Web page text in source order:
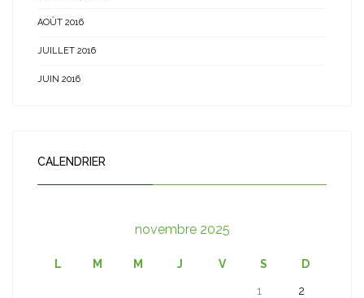
AOÛT 2016
JUILLET 2016
JUIN 2016
CALENDRIER
novembre 2025
L M M J V S D
1 2